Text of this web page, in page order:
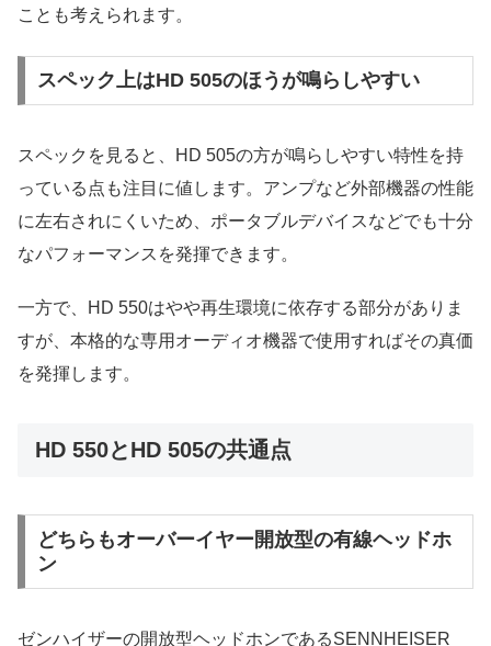
ことも考えられます。
スペック上はHD 505のほうが鳴らしやすい
スペックを見ると、HD 505の方が鳴らしやすい特性を持
っている点も注目に値します。アンプなど外部機器の性能
に左右されにくいため、ポータブルデバイスなどでも十分
なパフォーマンスを発揮できます。
一方で、HD 550はやや再生環境に依存する部分がありま
すが、本格的な専用オーディオ機器で使用すればその真価
を発揮します。
HD 550とHD 505の共通点
どちらもオーバーイヤー開放型の有線ヘッドホ
ン
ゼンハイザーの開放型ヘッドホンであるSENNHEISER